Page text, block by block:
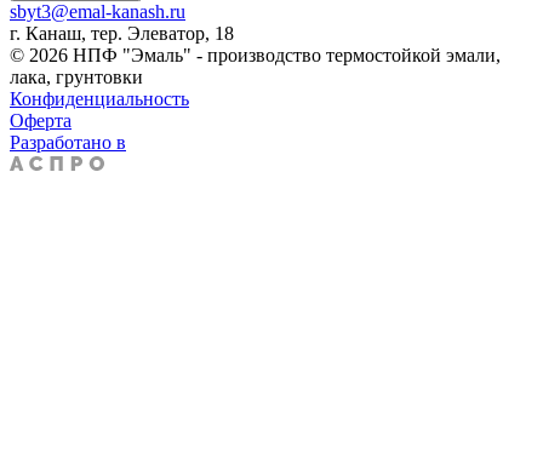
sbyt3@emal-kanash.ru
г. Канаш, тер. Элеватор, 18
© 2026 НПФ "Эмаль" - производство термостойкой эмали,
лака, грунтовки
Конфиденциальность
Оферта
Разработано в